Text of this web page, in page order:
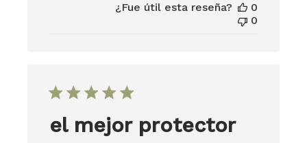
publicación¿Fue útil esta reseña?
0
0
el mejor protector